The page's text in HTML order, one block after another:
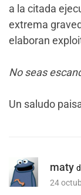
a la citada
extrema
elaboran
No seas
Un saludo
maty
24